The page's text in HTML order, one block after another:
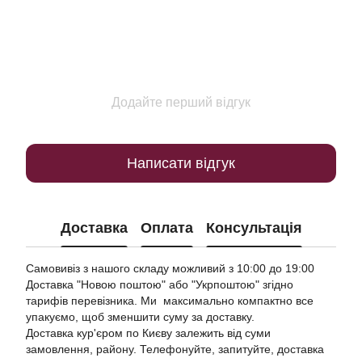
Додайте перший відгук
Написати відгук
Доставка Оплата Консультація
Самовивіз з нашого складу можливий з 10:00 до 19:00
Доставка "Новою поштою" або "Укрпоштою" згідно
тарифів перевізника. Ми максимально компактно все
упакуємо, щоб зменшити суму за доставку.
Доставка кур'єром по Києву залежить від суми
замовлення, району. Телефонуйте, запитуйте, доставка